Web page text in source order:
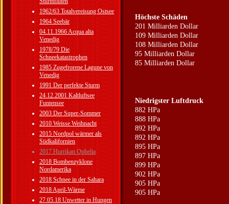
1962/63 Totalvereisung Ostsee
1964 Seebär
04.11.1966 Acqua alta
Venedig
1978/79 Die
Schneekatastrophen
1985 Zugefrorene Lagune von
Venedig
1991 Der perfekte Sturm
24.12.2001 Kaltluftsee
Funtensee
2003 Der Super-Sommer
2010 Weisse Weihnacht
2015 Nordpol wärmer als
Südkalifornien
2017 Hurrikan Ophelia
2018 Bombenzyklone
Nordamerika
2018 Schnee in der Sahara
2018 April-Wärme
27.05.18 Unwetter in Hungen
Höchste Schäden
201 Milliarden Dollar
109 Milliarden Dollar
108 Milliarden Dollar
95 Milliarden Dollar
85 Milliarden Dollar
Niedrigster Luftdruck
882 HPa
888 HPa
892 HPa
892 HPa
895 HPa
897 HPa
899 HPa
902 HPa
905 HPa
905 HPa